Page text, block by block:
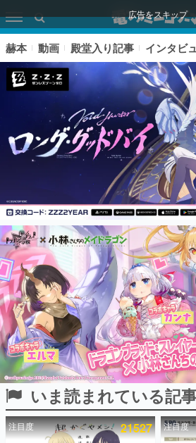
広告をスキップ
ピックアップ
電ファミのいま読まれている記事ランキ
アプリセール情報
インタビュー
連載・特集一覧
殿堂入り記事
SNS拡散数が数千以上！ ペー
ど。多くの人々に読まれた、
事をまとめました。
赫本 動画 殿堂入り記事 インタビ
いま読まれている記
注目度 21527 注目度